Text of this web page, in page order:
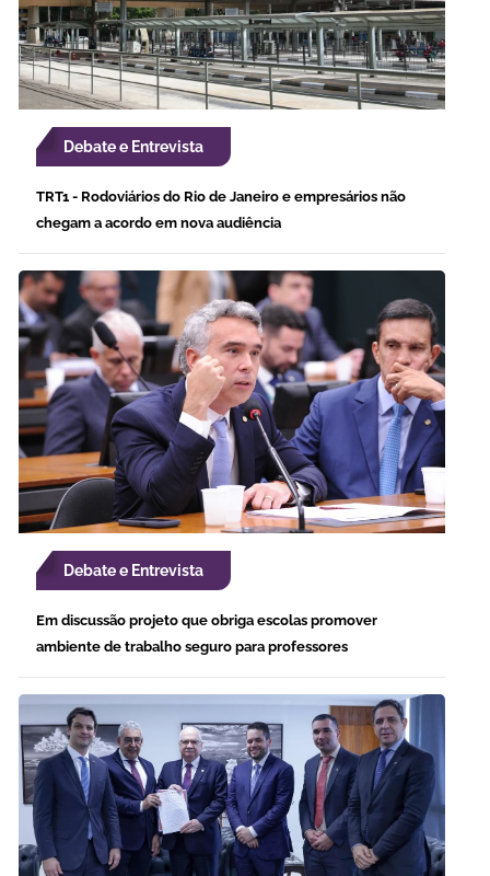
Debate e Entrevista
TRT1 - Rodoviários do Rio de Janeiro e empresários não
chegam a acordo em nova audiência
Debate e Entrevista
Em discussão projeto que obriga escolas promover
ambiente de trabalho seguro para professores